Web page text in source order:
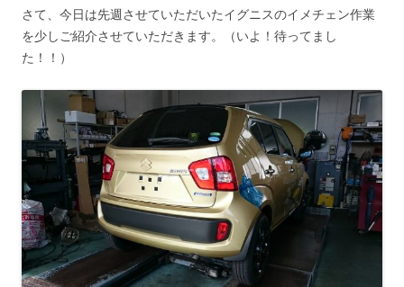
さて、今日は先週させていただいたイグニスのイメチェン作業
を少しご紹介させていただきます。（いよ！待ってまし
た！！）